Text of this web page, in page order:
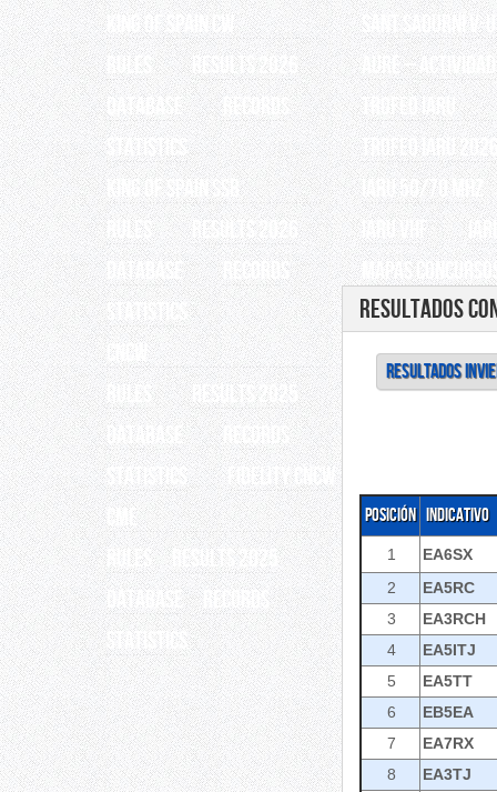
King of Spain CW
RULES
RESULTS 2026
Database
Records
Statistics
King of Spain SSB
RULES
RESULTS 2026
Database
Records
Statistics
CNCW
RULES
RESULTS 2025
Database
Records
Statistics
Fidelity CNCW
CME
RULES
RESULTS 2025
Database
Records
Statistics
Sant Sadurní V-
AURE – Actividad
TROFEO IARU
TROFEO IARU
IARU 50/70 Mhz
IARU VHF
Mapas
Resultados
RESULTADOS
Posición Indicativo
1
EA6SX
2
EA5RC
3
EA3RCH
4
EA5ITJ
5
EA5TT
6
EB5EA
7
EA7RX
8
EA3TJ